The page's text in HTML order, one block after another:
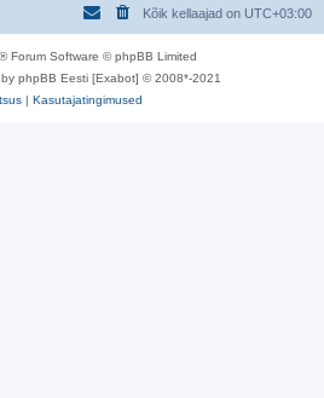
Kõik kellaajad on UTC+03:00
® Forum Software © phpBB Limited
phpBB Eesti [Exabot] © 2008*-2021
| Kasutajatingimused